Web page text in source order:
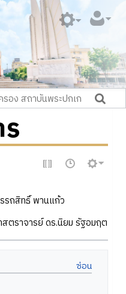
รถสิทธิ์ พานแก้ว
ตราจารย์ ดร.นิยม รัฐอมฤต